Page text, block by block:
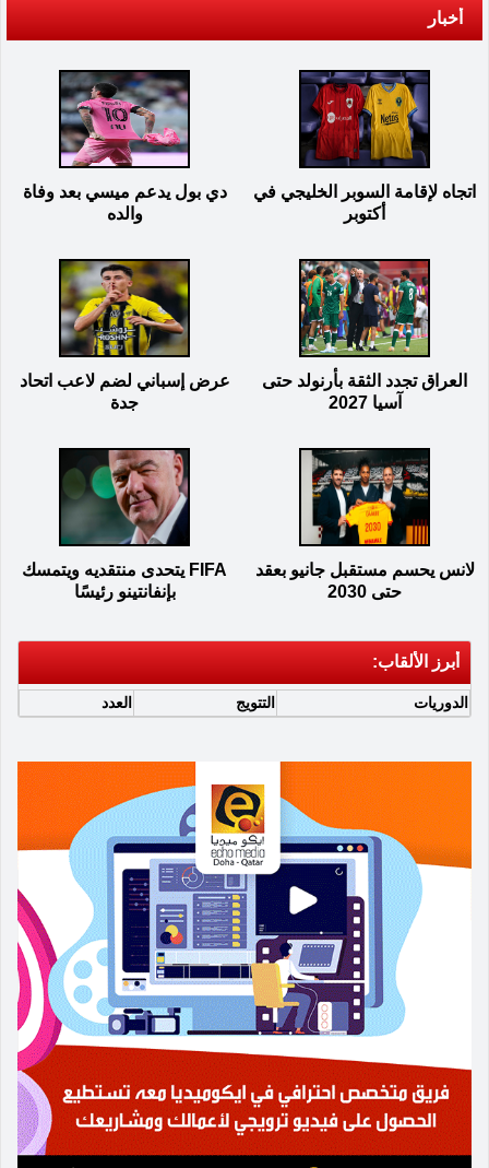
أخبار
اتجاه لإقامة السوبر الخليجي في
أكتوبر
دي بول يدعم ميسي بعد وفاة
والده
العراق تجدد الثقة بأرنولد حتى
آسيا 2027
عرض إسباني لضم لاعب اتحاد
جدة
لانس يحسم مستقبل جانيو بعقد
حتى 2030
FIFA يتحدى منتقديه ويتمسك
بإنفانتينو رئيسًا
أبرز الألقاب:
الدوريات التتويج العدد